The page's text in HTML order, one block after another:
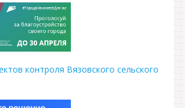
контроля Вязовского сельского